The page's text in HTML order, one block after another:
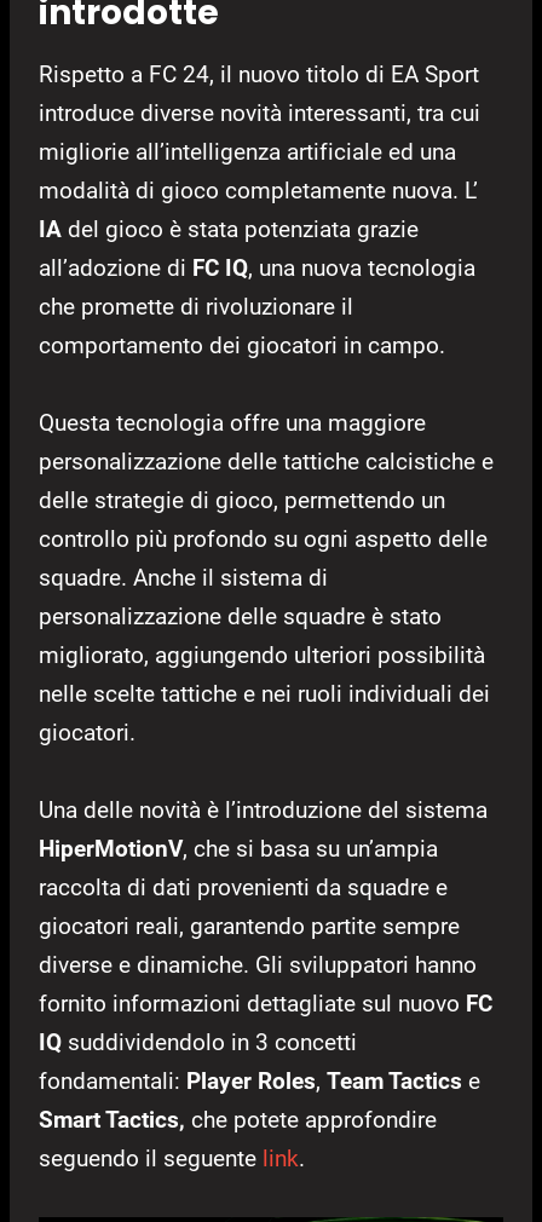
introdotte
Rispetto a FC 24, il nuovo titolo di EA Sport
introduce diverse novità interessanti, tra cui
migliorie all’intelligenza artificiale ed una
modalità di gioco completamente nuova. L’
IA del gioco è stata potenziata grazie
all’adozione di FC IQ, una nuova tecnologia
che promette di rivoluzionare il
comportamento dei giocatori in campo.
Questa tecnologia offre una maggiore
personalizzazione delle tattiche calcistiche e
delle strategie di gioco, permettendo un
controllo più profondo su ogni aspetto delle
squadre. Anche il sistema di
personalizzazione delle squadre è stato
migliorato, aggiungendo ulteriori possibilità
nelle scelte tattiche e nei ruoli individuali dei
giocatori.
Una delle novità è l’introduzione del sistema
HiperMotionV, che si basa su un’ampia
raccolta di dati provenienti da squadre e
giocatori reali, garantendo partite sempre
diverse e dinamiche. Gli sviluppatori hanno
fornito informazioni dettagliate sul nuovo FC
IQ suddividendolo in 3 concetti
fondamentali: Player Roles, Team Tactics e
Smart Tactics, che potete approfondire
seguendo il seguente link.